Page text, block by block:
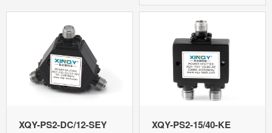
XQY-PS2-DC/12-SEY XQY-PS2-15/40-KE